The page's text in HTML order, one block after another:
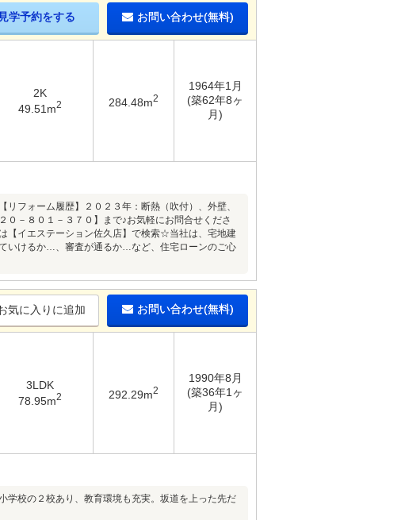
見学予約をする お問い合わせ(無料)
2K
49.51m2 284.48m2
1964年1月
(築62年8ヶ
月)
フォーム履歴】２０２３年：断熱（吹付）、外壁、
－８０１－３７０】まで♪お気軽にお問合せくださ
イエステーション佐久店】で検索☆当社は、宅地建
いけるか…、審査が通るか…など、住宅ローンのご心
気に入りに追加 お問い合わせ(無料)
3LDK
78.95m2 292.29m2
1990年8月
(築36年1ヶ
月)
学校の２校あり、教育環境も充実。坂道を上った先だ